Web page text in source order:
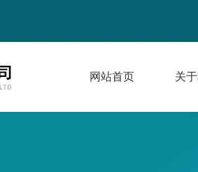
网站首页 关